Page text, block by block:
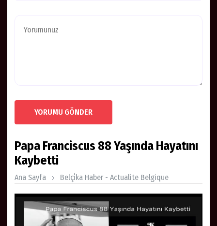
YORUMU GÖNDER
Papa Franciscus 88 Yaşında Hayatını
Kaybetti
Ana Sayfa Belçi̇ka Haber - Actualite Belgique